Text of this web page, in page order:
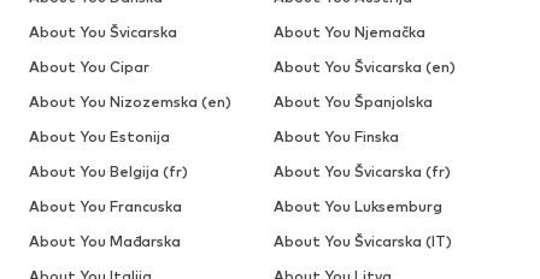
About You Švicarska
About You Njemačka
About You Cipar
About You Švicarska (en)
About You Nizozemska (en)
About You Španjolska
About You Estonija
About You Finska
About You Belgija (fr)
About You Švicarska (fr)
About You Francuska
About You Luksemburg
About You Mađarska
About You Švicarska (IT)